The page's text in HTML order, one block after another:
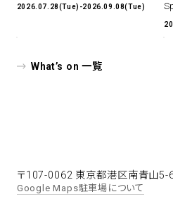
2026.07.28(Tue)-2026.09.08(Tue)
What’s on 一覧
〒107-0062 東京都港区南青山
Google Maps駐車場について